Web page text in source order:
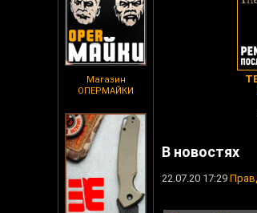
Магазин
ОПЕРМАЙКИ
В новостях
22.07.20 17:29